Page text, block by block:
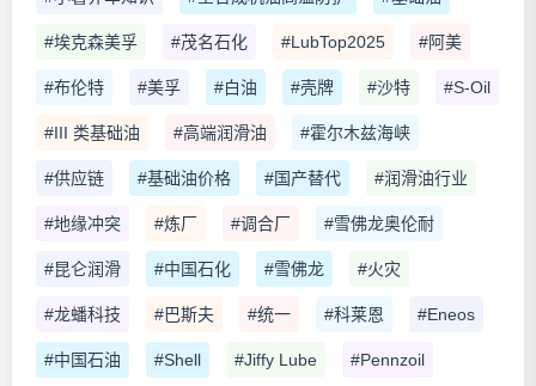
#埃克森美孚 #茂名石化 #LubTop2025 #阿美
#布伦特 #美孚 #白油 #壳牌 #沙特 #S-Oil
#III 类基础油 #高端润滑油 #霍尔木兹海峡
#供应链 #基础油价格 #国产替代 #润滑油行业
#地缘冲突 #炼厂 #调合厂 #雪佛龙奥伦耐
#昆仑润滑 #中国石化 #雪佛龙 #火灾
#龙蟠科技 #巴斯夫 #统一 #科莱恩 #Eneos
#中国石油 #Shell #Jiffy Lube #Pennzoil